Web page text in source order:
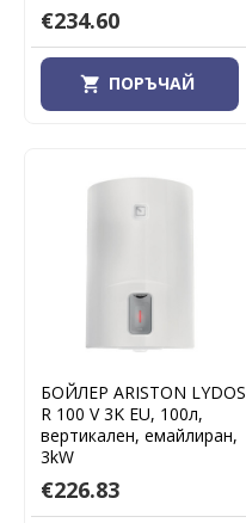
€234.60
ПОРЪЧАЙ
БОЙЛЕР ARISTON LYDOS
R 100 V 3K EU, 100л,
вертикален, емайлиран,
3kW
€226.83